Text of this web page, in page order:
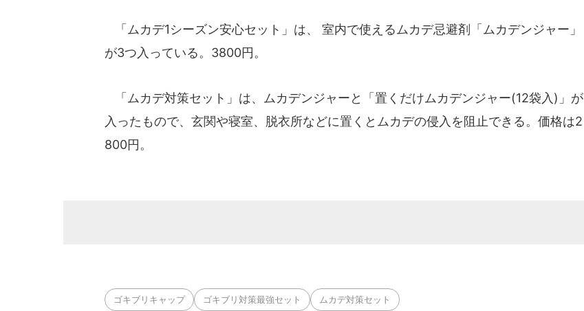
「ムカデ1シーズン安心セット」は、 室内で使えるムカデ忌避剤「ムカデンジャー」
が3つ入っている。3800円。
「ムカデ対策セット」は、ムカデンジャーと「置くだけムカデンジャー(12袋入)」が
入ったもので、玄関や寝室、脱衣所などに置くとムカデの侵入を阻止できる。価格は2
800円。
ゴキブリキャップ ゴキブリ対策最強セット ムカデ対策セット